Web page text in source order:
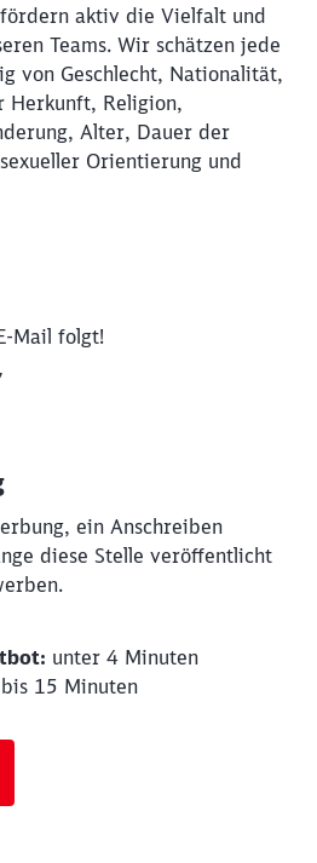
aktiv die Vielfalt und
Teams. Wir schätzen jede
von Geschlecht, Nationalität,
Herkunft, Religion,
Alter, Dauer der
Orientierung und
folgt!
ein Anschreiben
diese Stelle veröffentlicht
unter 4 Minuten
15 Minuten